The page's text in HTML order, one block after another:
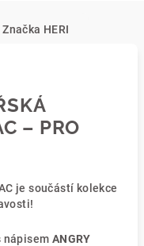
Značka HERI
– PRO
je součástí kolekce
nápisem ANGRY